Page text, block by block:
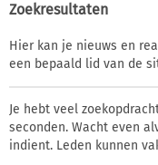
Zoekresultaten
Hier kan je nieuws en
een bepaald lid van de
Je hebt veel
seconden. Wacht even
indient. Leden kunnen